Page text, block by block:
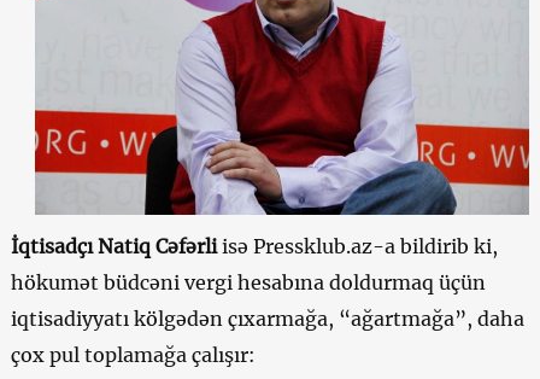
İqtisadçı Natiq Cəfərliisə Pressklub.az-a bildirib ki,
hökumət büdcəni vergi hesabına doldurmaq üçün
iqtisadiyyatı kölgədən çıxarmağa, “ağartmağa”, daha
çox pul toplamağa çalışır: